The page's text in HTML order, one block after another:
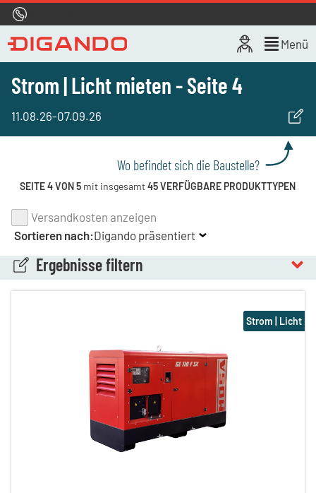
Menü
Strom | Licht mieten - Seite 4
11.08.26-07.09.26
Wo befindet sich die Baustelle?
SEITE 4 VON 5 mit insgesamt45 VERFÜGBARE PRODUKTTYPEN
Ergebnisse filtern
Versandkosten anzeigen
Sortieren nach:Digando präsentiert
Strom | Licht